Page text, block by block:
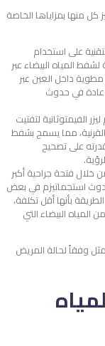
كل منها بمزاياها الخاصة
على استخدام
المياه البيضاء عبر
داخل العين عبر
عادة في حدوث
الفيمتوثانية لتفتيت
مما يسمح بشفط
على تصحيح
خلال فتحة جراحية أكبر
استجماتيزم في بعض
بأنها أقل تكلفة،
البيضاء التي
وفقاً لحالة المريض